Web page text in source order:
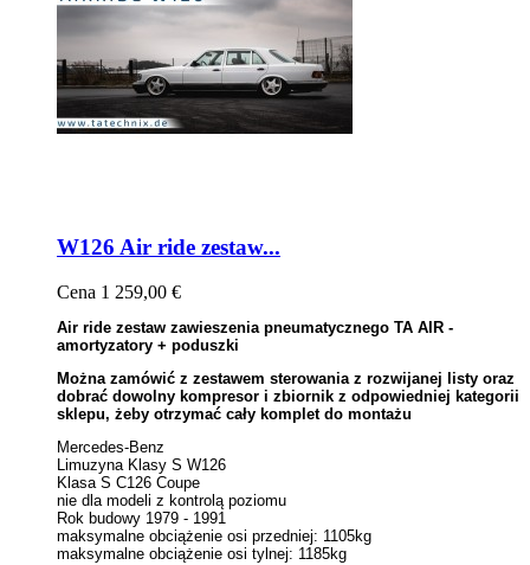
W126 Air ride zestaw...
Cena 1 259,00 €
Air ride zestaw zawieszenia pneumatycznego TA AIR -
amortyzatory + poduszki
Można zamówić z zestawem sterowania z rozwijanej listy oraz
dobrać dowolny kompresor i zbiornik z odpowiedniej kategorii
sklepu, żeby otrzymać cały komplet do montażu
Mercedes-Benz
Limuzyna Klasy S W126
Klasa S C126 Coupe
nie dla modeli z kontrolą poziomu
Rok budowy 1979 - 1991
maksymalne obciążenie osi przedniej: 1105kg
maksymalne obciążenie osi tylnej: 1185kg